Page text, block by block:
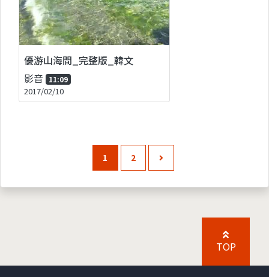
優游山海間_完整版_韓文
影音 11:09
2017/02/10
1 2
TOP